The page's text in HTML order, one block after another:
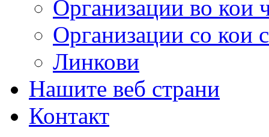
Организации во кои
Организации со кои
Линкови
Нашите веб страни
Контакт